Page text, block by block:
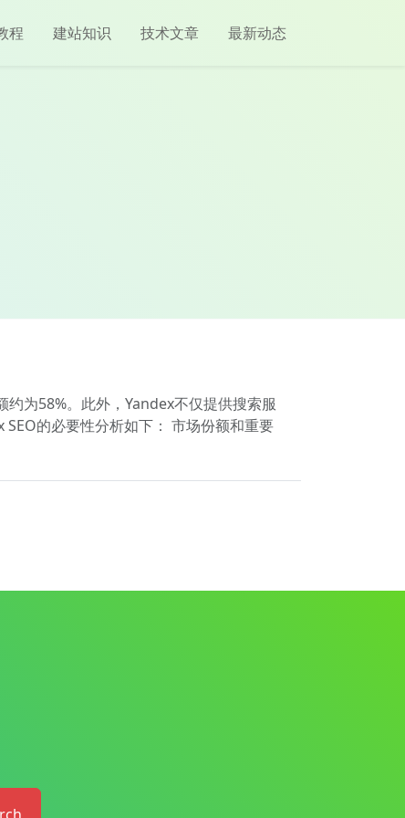
程 建站知识 技术文章 最新动态
为58%。此外，Yandex不仅提供搜索服
的必要性分析如下： 市场份额和重要